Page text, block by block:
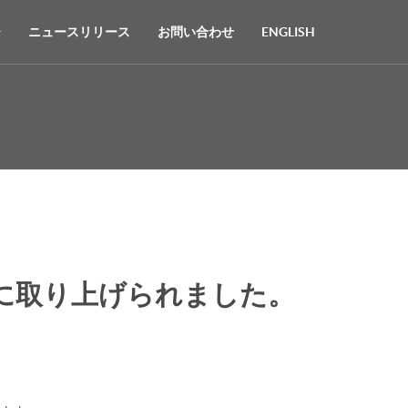
ニュースリリース お問い合わせ ENGLISH
り上げられました。